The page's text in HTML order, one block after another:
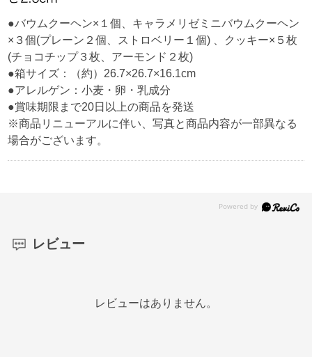
●バウムクーヘン×１個、キャラメリゼミニバウムクーヘン
×３個(プレーン２個、ストロベリー１個) 、クッキー×５枚
(チョコチップ３枚、アーモンド２枚)
●箱サイズ：（約）26.7×26.7×16.1cm
●アレルゲン：小麦・卵・乳成分
●賞味期限まで20日以上の商品を発送
※商品リニューアルに伴い、写真と商品内容が一部異なる
場合がございます。
レビュー
レビューはありません。